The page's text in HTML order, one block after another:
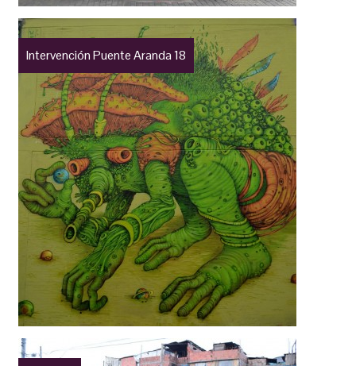
Intervención Puente Aranda 18